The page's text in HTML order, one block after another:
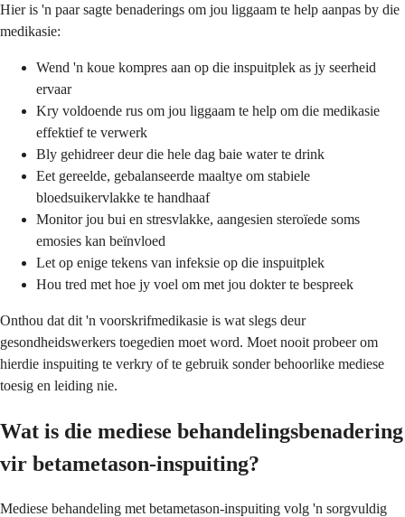
Hier is 'n paar sagte benaderings om jou liggaam te help aanpas by die
medikasie:
Wend 'n koue kompres aan op die inspuitplek as jy seerheid
ervaar
Kry voldoende rus om jou liggaam te help om die medikasie
effektief te verwerk
Bly gehidreer deur die hele dag baie water te drink
Eet gereelde, gebalanseerde maaltye om stabiele
bloedsuikervlakke te handhaaf
Monitor jou bui en stresvlakke, aangesien steroïede soms
emosies kan beïnvloed
Let op enige tekens van infeksie op die inspuitplek
Hou tred met hoe jy voel om met jou dokter te bespreek
Onthou dat dit 'n voorskrifmedikasie is wat slegs deur
gesondheidswerkers toegedien moet word. Moet nooit probeer om
hierdie inspuiting te verkry of te gebruik sonder behoorlike mediese
toesig en leiding nie.
Wat is die mediese behandelingsbenadering
vir betametason-inspuiting?
Mediese behandeling met betametason-inspuiting volg 'n sorgvuldig